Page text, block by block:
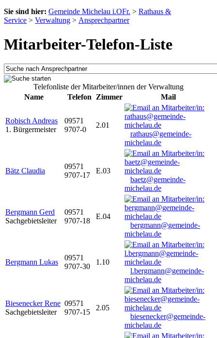
Sie sind hier: Gemeinde Michelau i.OFr. > Rathaus &
Service > Verwaltung > Ansprechpartner
Mitarbeiter-Telefon-Liste
Telefonliste der Mitarbeiter/innen der Verwaltung
Name
Telefon Zimmer Mail
Robisch Andreas
1. Bürgermeister
09571
9707-0
2.01
rathaus@gemeinde-
michelau.de
Bätz Claudia
09571
9707-17
E.03
baetz@gemeinde-
michelau.de
Bergmann Gerd
Sachgebietsleiter
09571
9707-18
E.04
bergmann@gemeinde-
michelau.de
Bergmann Lukas
09571
9707-30
1.10
l.bergmann@gemeinde-
michelau.de
Biesenecker Rene
Sachgebietsleiter
09571
9707-15
2.05
biesenecker@gemeinde-
michelau.de